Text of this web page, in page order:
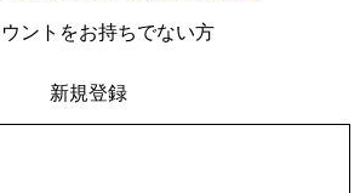
ントをお持ちでない方
新規登録